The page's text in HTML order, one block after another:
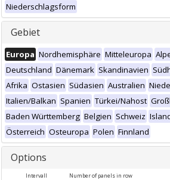
Niederschlagsform
Gebiet
Europa Nordhemisphäre Mitteleuropa
Deutschland Dänemark Skandinavien
Afrika Ostasien Südasien Australien
Italien/Balkan Spanien Türkei/Nahost
Baden Württemberg Belgien Schweiz
Österreich Osteuropa Polen Finnland
Options
Intervall Number of panels in row